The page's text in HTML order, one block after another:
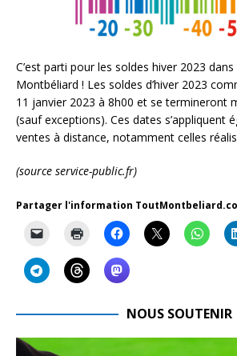
C’est parti pour les soldes hiver 2023 dans
Montbéliard ! Les soldes d’hiver 2023
11 janvier 2023 à 8h00 et se termineront
(sauf exceptions). Ces dates s’appliquent
ventes à distance, notamment celles
(source service-public.fr)
Partager l'information
NOUS SOUTENIR